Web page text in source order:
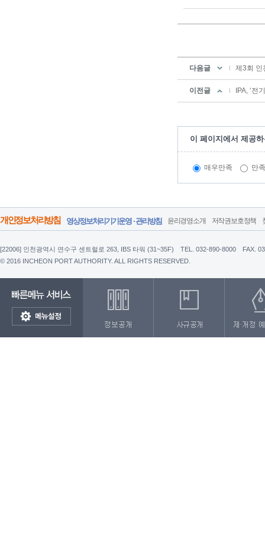
다음글 제3회 인
이전글 IPA, ‘전
이 페이지에서 제공
매우만족 만족
개인정보처리방침 영상정보처리기기운영 · 관리방침 윤리경영소개 저작권보호정책
[22006] 인천광역시 연수구 센트럴로 263, IBS 타워 (31~35F) TEL. 032-890-8000
FAX.
© 2016 INCHEON PORT AUTHORITY. ALL RIGHTS RESERVED.